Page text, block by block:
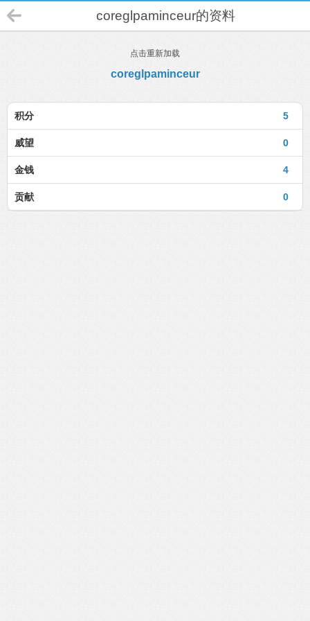
coreglpaminceur的资料
点击重新加载
coreglpaminceur
5
积分
0
威望
4
金钱
0
贡献